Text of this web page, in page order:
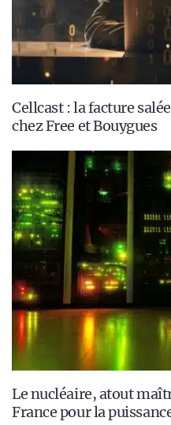
Cellcast : la facture
chez Free et Bouygues
Le nucléaire, atout
France pour la